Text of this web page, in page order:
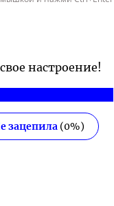
настроение!
зацепила (0%)